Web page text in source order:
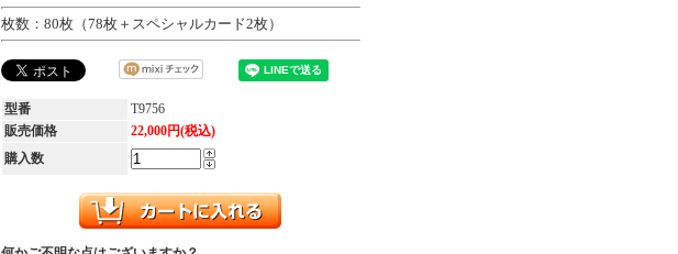
枚数：80枚（78枚＋スペシャルカード2枚）
型番
T9756
販売価格
22,000円(税込)
購入数